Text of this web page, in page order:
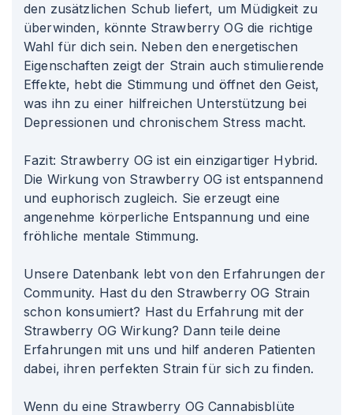
den zusätzlichen Schub liefert, um Müdigkeit zu
überwinden, könnte Strawberry OG die richtige
Wahl für dich sein. Neben den energetischen
Eigenschaften zeigt der Strain auch stimulierende
Effekte, hebt die Stimmung und öffnet den Geist,
was ihn zu einer hilfreichen Unterstützung bei
Depressionen und chronischem Stress macht.
Fazit: Strawberry OG ist ein einzigartiger Hybrid.
Die Wirkung von Strawberry OG ist entspannend
und euphorisch zugleich. Sie erzeugt eine
angenehme körperliche Entspannung und eine
fröhliche mentale Stimmung.
Unsere Datenbank lebt von den Erfahrungen der
Community. Hast du den Strawberry OG Strain
schon konsumiert? Hast du Erfahrung mit der
Strawberry OG Wirkung? Dann teile deine
Erfahrungen mit uns und hilf anderen Patienten
dabei, ihren perfekten Strain für sich zu finden.
Wenn du eine Strawberry OG Cannabisblüte